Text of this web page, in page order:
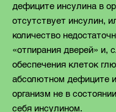
дефиците инсулина в
отсутствует инсулин,
количество
«отпирания дверей» и,
обеспечения клеток
абсолютном дефиците
организм не в
себя инсулином.